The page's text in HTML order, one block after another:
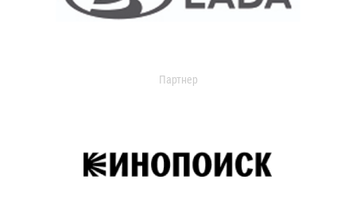
Партнер